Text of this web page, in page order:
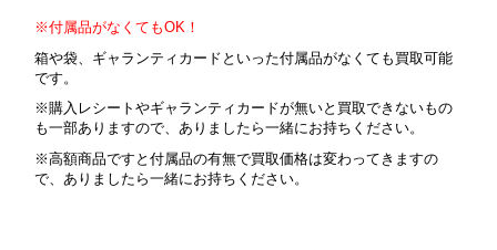
※付属品がなくてもOK！
箱や袋、ギャランティカードといった付属品がなくても買取可能
です。
※購入レシートやギャランティカードが無いと買取できないもの
も一部ありますので、ありましたら一緒にお持ちください。
※高額商品ですと付属品の有無で買取価格は変わってきますの
で、ありましたら一緒にお持ちください。